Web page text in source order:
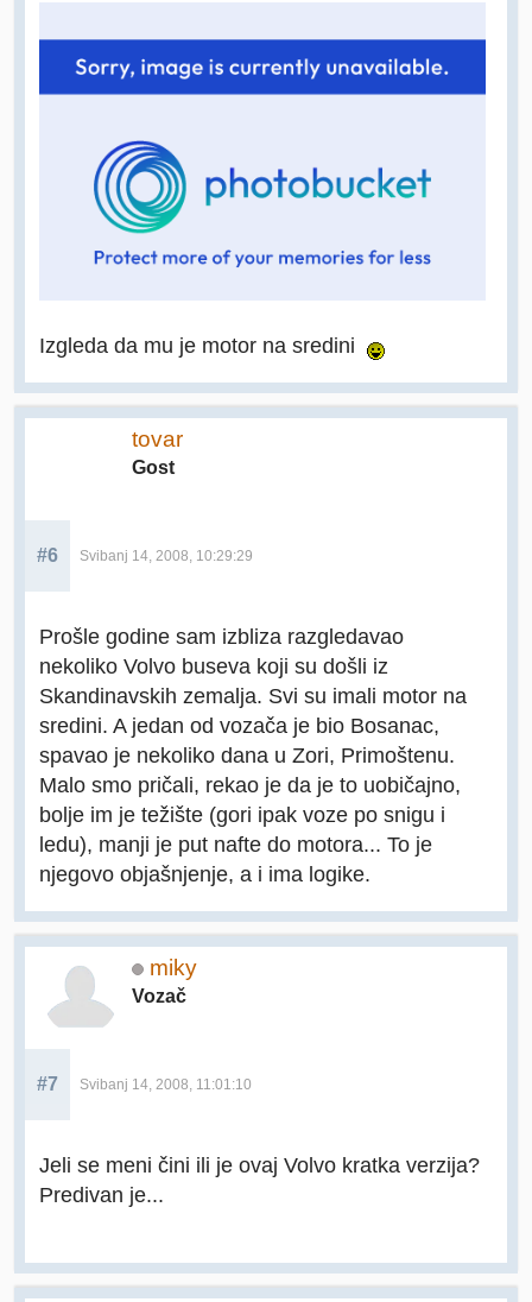
Izgleda da mu je motor na sredini
tovar
Gost
#6 Svibanj 14, 2008, 10:29:29
Prošle godine sam izbliza razgledavao
nekoliko Volvo buseva koji su došli iz
Skandinavskih zemalja. Svi su imali motor na
sredini. A jedan od vozača je bio Bosanac,
spavao je nekoliko dana u Zori, Primoštenu.
Malo smo pričali, rekao je da je to uobičajno,
bolje im je težište (gori ipak voze po snigu i
ledu), manji je put nafte do motora... To je
njegovo objašnjenje, a i ima logike.
miky
Vozač
#7 Svibanj 14, 2008, 11:01:10
Jeli se meni čini ili je ovaj Volvo kratka verzija?
Predivan je...